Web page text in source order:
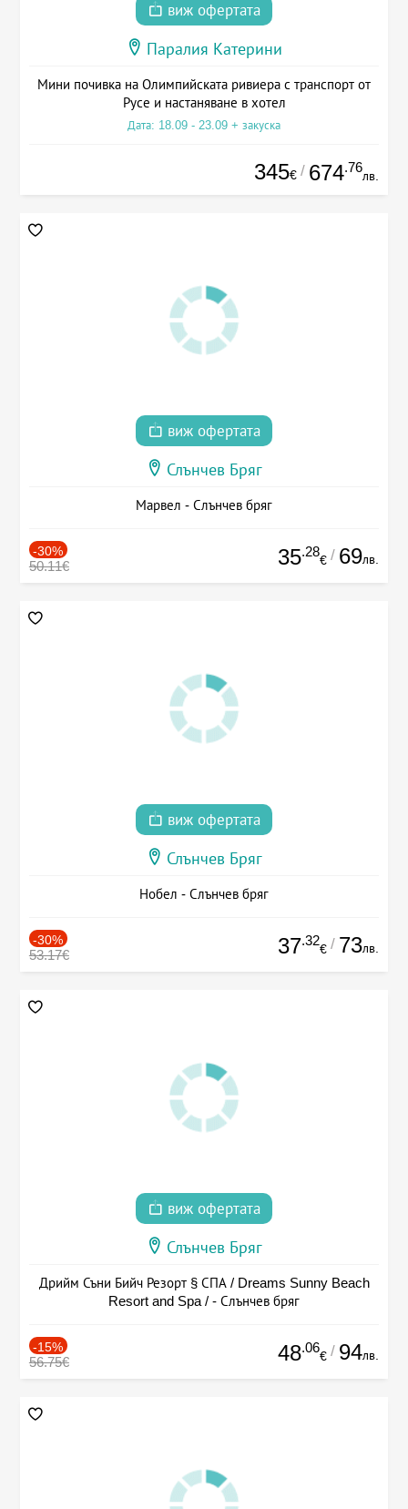
виж офертата
Паралия Катерини
Мини почивка на Олимпийската ривиера с транспорт от
Русе и настаняване в хотел
Дата: 18.09 - 23.09 + закуска
345€ / 674.76
лв.
виж офертата
Слънчев Бряг
Марвел - Слънчев бряг
-30%
50.11€ 35.28
€ / 69лв.
виж офертата
Слънчев Бряг
Нобел - Слънчев бряг
-30%
53.17€ 37.32
€ / 73лв.
виж офертата
Слънчев Бряг
Дрийм Съни Бийч Резорт § СПА / Dreams Sunny Beach
Resort and Spa / - Слънчев бряг
-15%
56.75€ 48.06
€ / 94лв.